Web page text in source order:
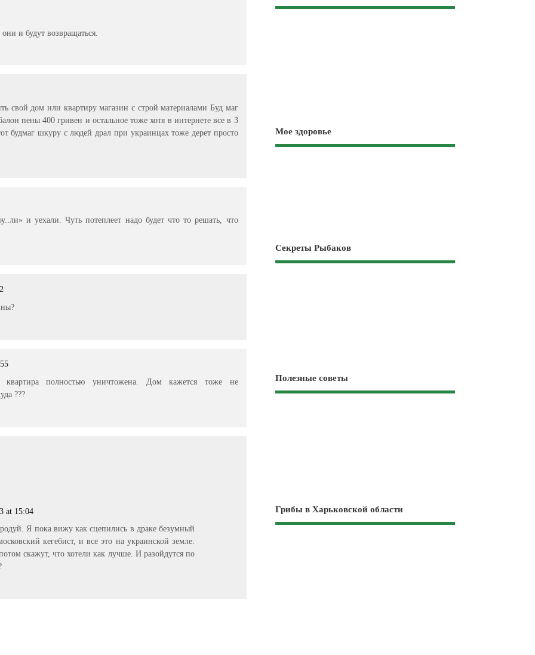
и будут возвращаться.
свой дом или квартиру магазин с строй материалами Буд маг
пены 400 гривен и остальное тоже хотя в интернете все в 3
будмаг шкуру с людей драл при украинцах тоже дерет просто
и уехали. Чуть потеплеет надо будет что то решать, что
полностью уничтожена. Дом кажется тоже не
???
at 15:04
Я пока вижу как сцепились в драке безумный
кегебист, и все это на украинской земле.
скажут, что хотели как лучше. И разойдутся по
Мое здоровье
Секреты Рыбаков
Полезные советы
Грибы в Харьковской области